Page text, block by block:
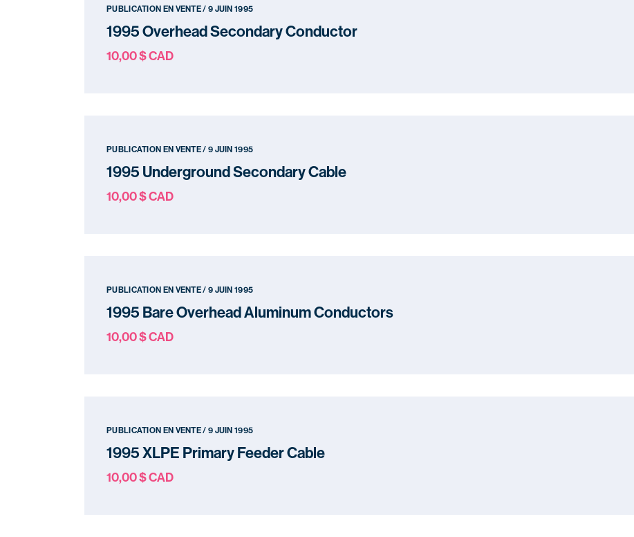
PUBLICATION EN VENTE / 9 JUIN 1995
1995 Overhead Secondary Conductor
10,00 $ CAD
PUBLICATION EN VENTE / 9 JUIN 1995
1995 Underground Secondary Cable
10,00 $ CAD
PUBLICATION EN VENTE / 9 JUIN 1995
1995 Bare Overhead Aluminum Conductors
10,00 $ CAD
PUBLICATION EN VENTE / 9 JUIN 1995
1995 XLPE Primary Feeder Cable
10,00 $ CAD